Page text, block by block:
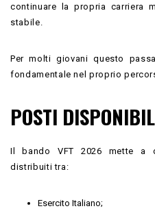
continuare la propria carriera
stabile.
Per molti giovani questo
fondamentale nel proprio
POSTI
Il bando VFT 2026 mette a
distribuiti tra:
Esercito Italiano;